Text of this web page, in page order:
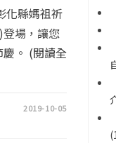
化縣媽祖祈
場，讓您
。 (閱讀全
2019-10-05